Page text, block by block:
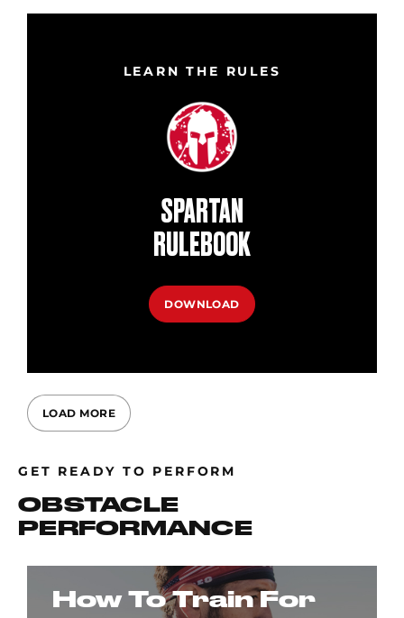
LEARN THE RULES
SPARTAN
RULEBOOK
DOWNLOAD
LOAD MORE
GET READY TO PERFORM
OBSTACLE
PERFORMANCE
How To Train For